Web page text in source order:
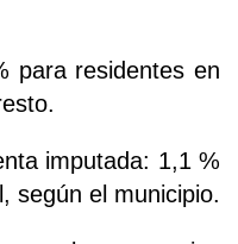
para residentes en
imputada: 1,1 %
según el municipio.